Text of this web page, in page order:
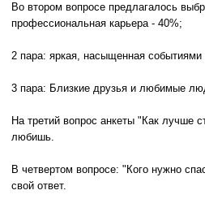
Во втором вопросе предлагалось
профессиональная карьера - 40%;
2 пара: яркая, насыщенная событиями
3 пара: Близкие друзья и любимые
На третий вопрос анкеты "Как лучше
любишь.
В четвертом вопросе: "Кого нужно
свой ответ.